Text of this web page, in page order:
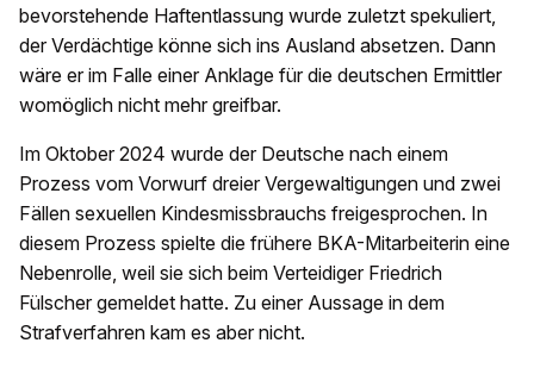
bevorstehende Haftentlassung wurde zuletzt spekuliert,
der Verdächtige könne sich ins Ausland absetzen. Dann
wäre er im Falle einer Anklage für die deutschen Ermittler
womöglich nicht mehr greifbar.
Im Oktober 2024 wurde der Deutsche nach einem
Prozess vom Vorwurf dreier Vergewaltigungen und zwei
Fällen sexuellen Kindesmissbrauchs freigesprochen. In
diesem Prozess spielte die frühere BKA-Mitarbeiterin eine
Nebenrolle, weil sie sich beim Verteidiger Friedrich
Fülscher gemeldet hatte. Zu einer Aussage in dem
Strafverfahren kam es aber nicht.